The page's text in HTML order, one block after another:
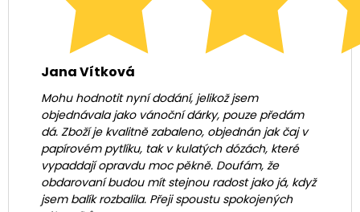
Jana Vítková
Mohu hodnotit nyní dodání, jelikož jsem
objednávala jako vánoční dárky, pouze předám
dá. Zboží je kvalitně zabaleno, objednán jak čaj v
papírovém pytlíku, tak v kulatých dózách, které
vypaddají opravdu moc pěkně. Doufám, že
obdarovaní budou mít stejnou radost jako já, když
jsem balík rozbalila. Přeji spoustu spokojených